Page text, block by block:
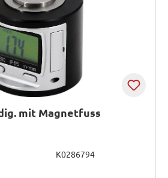
mit Magnetfuss
K0286794